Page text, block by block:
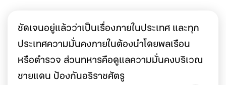
ชัดเจนอยู่แล้วว่าเป็นเรื่องภายในประเทศ และทุก
ประเทศความมั่นคงภายในต้องนำโดยพลเรือน
หรือตำรวจ ส่วนทหารคือดูแลความมั่นคงบริเวณ
ชายแดน ป้องกันอริราชศัตรู